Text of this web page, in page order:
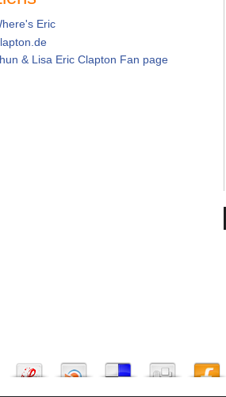
Eric
& Lisa Eric Clapton Fan page